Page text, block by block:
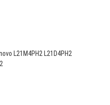
L21M4PH2 L21D4PH2